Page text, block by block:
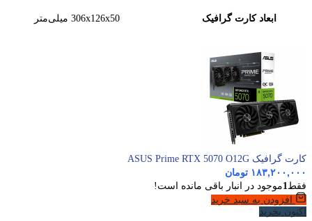
ابعاد کارت گرافیک 306x126x50 میلی‌متر
کارت گرافیک ASUS Prime RTX 5070 O12G
۱۸۳,۲۰۰,۰۰۰ تومان
فقط1موجود در انبار باقی مانده است!
افزودن به سبد خرید
اکنون بخرید